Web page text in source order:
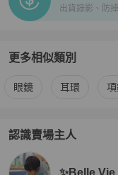
出貨錄影、防
更多相似類別
更多Chanel 女士配件
眼鏡 耳環
認識賣場主人
PopChill 拍拍圈嚴選
✨Belle Vie